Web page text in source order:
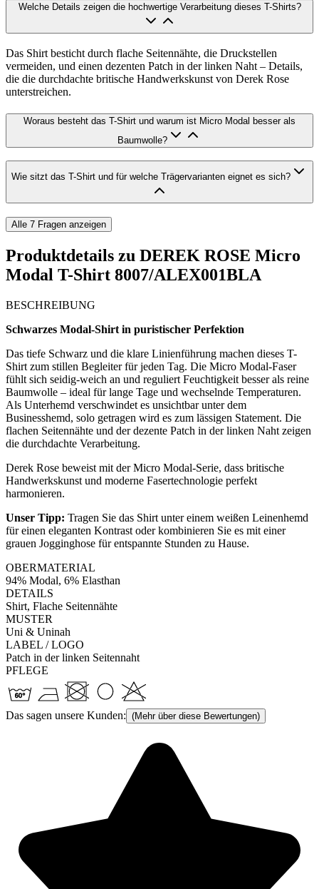
Welche Details zeigen die hochwertige Verarbeitung dieses T-Shirts?
Das Shirt besticht durch flache Seitennähte, die Druckstellen
vermeiden, und einen dezenten Patch in der linken Naht – Details,
die die durchdachte britische Handwerkskunst von Derek Rose
unterstreichen.
Woraus besteht das T-Shirt und warum ist Micro Modal besser als
Baumwolle?
Wie sitzt das T-Shirt und für welche Trägervarianten eignet es sich?
Alle 7 Fragen anzeigen
Produktdetails zu DEREK ROSE Micro
Modal T-Shirt 8007/ALEX001BLA
BESCHREIBUNG
Schwarzes Modal-Shirt in puristischer Perfektion
Das tiefe Schwarz und die klare Linienführung machen dieses T-
Shirt zum stillen Begleiter für jeden Tag. Die Micro Modal-Faser
fühlt sich seidig-weich an und reguliert Feuchtigkeit besser als reine
Baumwolle – ideal für lange Tage und wechselnde Temperaturen.
Als Unterhemd verschwindet es unsichtbar unter dem
Businesshemd, solo getragen wird es zum lässigen Statement. Die
flachen Seitennähte und der dezente Patch in der linken Naht zeigen
die durchdachte Verarbeitung.
Derek Rose beweist mit der Micro Modal-Serie, dass britische
Handwerkskunst und moderne Fasertechnologie perfekt
harmonieren.
Unser Tipp: Tragen Sie das Shirt unter einem weißen Leinenhemd
für einen eleganten Kontrast oder kombinieren Sie es mit einer
grauen Jogginghose für entspannte Stunden zu Hause.
OBERMATERIAL
94% Modal, 6% Elasthan
DETAILS
Shirt, Flache Seitennähte
MUSTER
Uni & Uninah
LABEL / LOGO
Patch in der linken Seitennaht
PFLEGE
Das sagen unsere Kunden: (Mehr über diese Bewertungen)